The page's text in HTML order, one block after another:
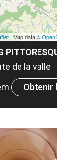
de la valle
Obtenir
| Map data ©